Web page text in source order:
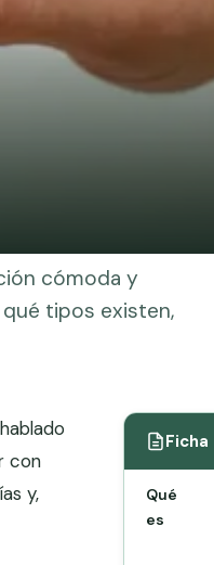
cómoda y
tipos existen,
con
y,
Ficha
Qué
es